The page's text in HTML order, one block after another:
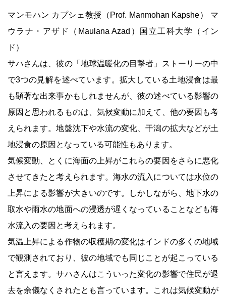
マンモハン カプシェ教授（Prof. Manmohan Kapshe） マ
ウラナ・アザド（Maulana Azad）国立工科大学（イン
ド）
サハさんは、彼の「地球温暖化の目撃者」ストーリーの中
で3つの見解を述べています。拡大している土地浸食は最
も顕著な出来事かもしれませんが、彼の述べている影響の
原因と思われるものは、気候変動に加えて、他の要因も考
えられます。地盤沈下や水流の変化、干潟の拡大などが土
地浸食の原因となっている可能性もあります。
気候変動、とくに海面の上昇がこれらの要因をさらに悪化
させてきたと考えられます。海水の流入については水位の
上昇による影響が大きいのです。しかしながら、地下水の
取水や雨水の地面への浸透が遅くなっていることなども海
水流入の要因と考えられます。
気温上昇による作物の収穫期の変化はインドの多くの地域
で観測されており、彼の地域でも同じことが起こっている
と言えます。サハさんはこういった変化の影響で住民が退
去を余儀なくされたとも言っています。これは気候変動が